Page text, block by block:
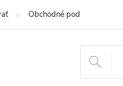
Obchodné podmienky